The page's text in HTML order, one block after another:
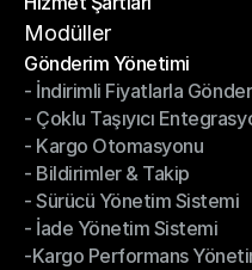
Hizmet Şartları
Modüller
Gönderim Yönetimi
Gönderim Yönetimi
- İndirimli Fiyatlarla
- İndirimli Fiyatlarla
- Çoklu Taşıyıcı
- Çoklu Taşıyıcı
- Kargo Otomasyonu
- Kargo Otomasyonu
- Bildirimler & Takip
- Bildirimler & Takip
- Sürücü Yönetim Sistemi
- Sürücü Yönetim Sistemi
- İade Yönetim Sistemi
- İade Yönetim Sistemi
-Kargo Performans